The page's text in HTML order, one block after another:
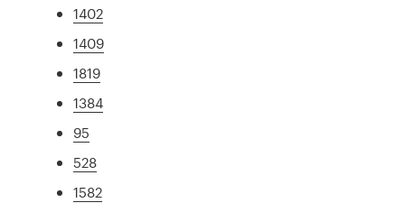
1402
1409
1819
1384
95
528
1582